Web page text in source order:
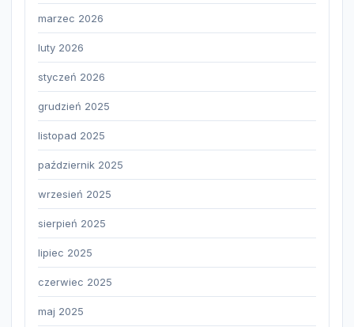
marzec 2026
luty 2026
styczeń 2026
grudzień 2025
listopad 2025
październik 2025
wrzesień 2025
sierpień 2025
lipiec 2025
czerwiec 2025
maj 2025